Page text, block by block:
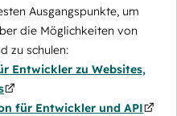
Ausgangspunkte, um
die Möglichkeiten von
zu schulen:
Entwickler zu Websites,
für Entwickler und API